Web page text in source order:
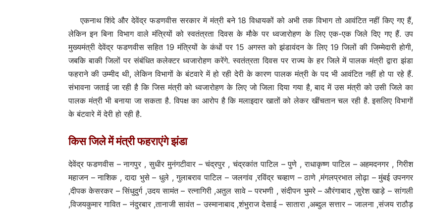
एकनाथ शिंदे और देवेंद्र फडणवीस सरकार में मंत्री बने 18 विधायकों को अभी तक विभाग तो आवंटित नहीं किए गए हैं,
लेकिन इन बिना विभाग वाले मंत्रियों को स्वतंत्रता दिवस के मौके पर ध्वजारोहण के लिए एक-एक जिले दिए गए हैं. उप
मुख्यमंत्री देवेंद्र फडणवीस सहित 19 मंत्रियों के कंधों पर 15 अगस्त को झंडावंदन के लिए 19 जिलों की जिम्मेदारी होगी,
जबकि बाकी जिलों पर संबंधित कलेक्टर ध्वजारोहण करेंगे. स्वतंत्रता दिवस पर राज्य के हर जिले में पालक मंत्री द्वारा झंडा
फहराने की उम्मीद थी, लेकिन विभागों के बंटवारे में हो रही देरी के कारण पालक मंत्री के पद भी आवंटित नहीं हो पा रहे हैं.
संभावना जताई जा रही है कि जिस मंत्री को ध्वजारोहण के लिए जो जिला दिया गया है, बाद में उस मंत्री को उसी जिले का
पालक मंत्री भी बनाया जा सकता है. विपक्ष का आरोप है कि मलाइदार खातों को लेकर खींचतान चल रही है. इसलिए विभागों
के बंटवारे में देरी हो रही है.
किस जिले में मंत्री फहराएंगे झंडा
देवेंद्र फडणवीस – नागपुर , सुधीर मुनंगटीवार – चंद्रपुर , चंद्रकांत पाटिल – पुणे , राधाकृष्ण पाटिल – अहमदनगर , गिरीश
महाजन – नाशिक , दादा भुसे – धुले , गुलाबराव पाटिल – जलगांव ,रविंद्र चव्हाण – ठाणे ,मंगलप्रभात लोढ़ा – मुंबई उपनगर
,दीपक केसरकर – सिंधुदुर्ग ,उदय सामंत – रत्नागिरी ,अतुल सावे – परभणी , संदीपन भुमरे – औरंगाबाद ,सुरेश खाड़े – सांगली
,विजयकुमार गावित – नंदुरबार ,तानाजी सावंत – उस्मानाबाद ,शंभुराज देसाई – सातारा ,अब्दुल सत्तार – जालना ,संजय राठौड़